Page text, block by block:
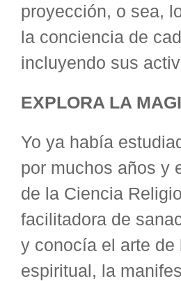
proyección, o sea,
la conciencia de
incluyendo sus
EXPLORA LA
Yo ya había
por muchos años y
de la Ciencia
facilitadora de
y conocía el arte de
espiritual, la